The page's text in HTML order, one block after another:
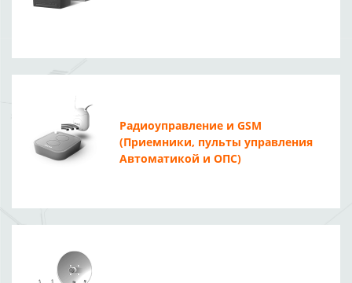
Радиоуправление и GSM
(Приемники, пульты управления
Автоматикой и ОПС)